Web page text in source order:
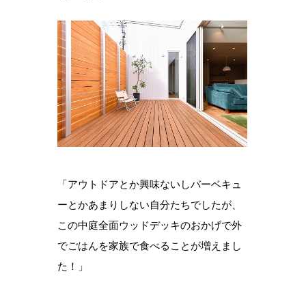
「アウトドアとか興味ないしバーベキュ
ーとかあまりしない自分たちでしたが、
この中庭全面ウッドデッキのおかげで外
でごはんを家族で食べることが増えまし
た！」